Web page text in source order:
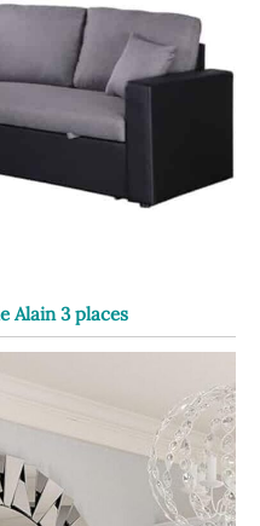
Alain 3 places